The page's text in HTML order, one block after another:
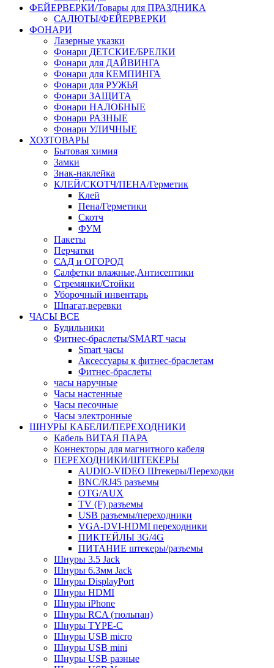
ФЕЙЕРВЕРКИ/Товары для ПРАЗДНИКА
САЛЮТЫ/ФЕЙЕРВЕРКИ
ФОНАРИ
Лазерные указки
Фонари ДЕТСКИЕ/БРЕЛКИ
Фонари для ДАЙВИНГА
Фонари для КЕМПИНГА
Фонари для РУЖЬЯ
Фонари ЗАЩИТА
Фонари НАЛОБНЫЕ
Фонари РАЗНЫЕ
Фонари УЛИЧНЫЕ
ХОЗТОВАРЫ
Бытовая химия
Замки
Знак-наклейка
КЛЕЙ/СКОТЧ/ПЕНА/Герметик
Клей
Пена/Герметики
Скотч
ФУМ
Пакеты
Перчатки
САД и ОГОРОД
Салфетки влажные,Антисептики
Стремянки/Стойки
Уборочный инвентарь
Шпагат,веревки
ЧАСЫ ВСЕ
Будильники
Фитнес-браслеты/SMART часы
Smart часы
Аксессуары к фитнес-браслетам
Фитнес-браслеты
часы наручные
Часы настенные
Часы песочные
Часы электронные
ШНУРЫ КАБЕЛИ/ПЕРЕХОДНИКИ
Кабель ВИТАЯ ПАРА
Коннекторы для магнитного кабеля
ПЕРЕХОДНИКИ/ШТЕКЕРЫ
AUDIO-VIDEO Штекеры/Переходки
BNC/RJ45 разъемы
OTG/AUX
TV (F) разъемы
USB разъемы/переходники
VGA-DVI-HDMI переходники
ПИКТЕЙЛЫ 3G/4G
ПИТАНИЕ штекеры/разъемы
Шнуры 3.5 Jack
Шнуры 6.3мм Jack
Шнуры DisplayPort
Шнуры HDMI
Шнуры iPhone
Шнуры RCA (тюльпан)
Шнуры TYPE-C
Шнуры USB micro
Шнуры USB mini
Шнуры USB разные